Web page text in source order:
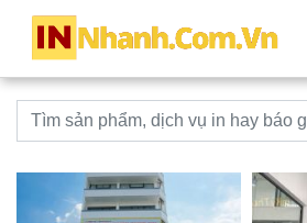
innhanh.com.vn
Từ khoá tìm kiếm